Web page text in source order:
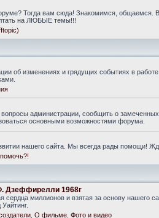
Тогда вам сюда! Знакомимся, общаемся.
на ЛЮБЫЕ темы!!!
об изменениях и грядущих событиях в
администрации, сообщить о
основными возможностями форума.
нашего сайта. Мы всегда рады помощи!
Дзеффирелли 1968г
сердца миллионов и взятая за основу нашего
О фильме Фото и видео